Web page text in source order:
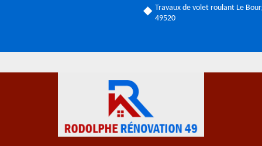
Travaux de volet roulant Le
49520